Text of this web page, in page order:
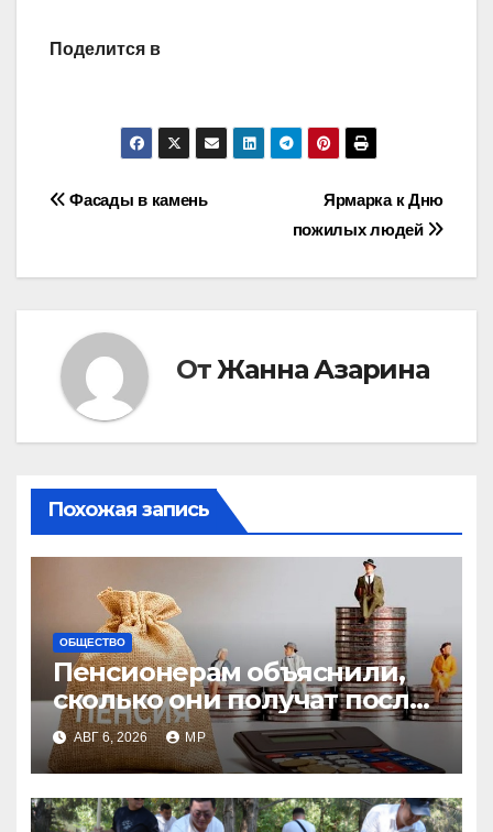
Поделится в
Навигация
Ярмарка к Дню
пожилых людей
Фасады в камень
От Жанна Азарина
Похожая запись
ОБЩЕСТВО
Пенсионерам объяснили,
сколько они получат после
индексации
АВГ 6, 2026 MP